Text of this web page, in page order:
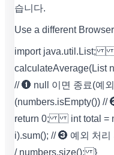
습니다.
Use a different Browser
import java.util.List;
calculateAverage(List
// ➊ null 이면 종료(
(numbers.isEmpty()) //
return 0; int total =
i).sum(); // ➌ 예외 처리
/ numbers.size(); }